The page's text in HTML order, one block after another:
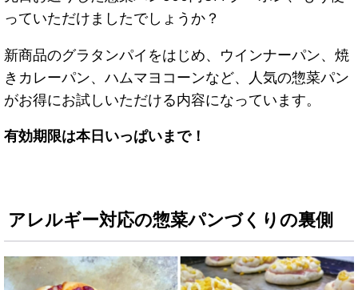
っていただけましたでしょうか？
新商品のグラタンパイをはじめ、ウインナーパン、焼
きカレーパン、ハムマヨコーンなど、人気の惣菜パン
がお得にお試しいただける内容になっています。
有効期限は本日いっぱいまで！
アレルギー対応の惣菜パンづくりの裏側